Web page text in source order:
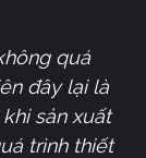
quá
đây lại là
sản xuất
trình thiết